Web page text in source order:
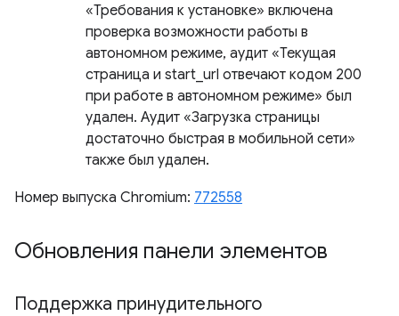
«Требования к установке» включена
проверка возможности работы в
автономном режиме, аудит «Текущая
страница и start_url отвечают кодом 200
при работе в автономном режиме» был
удален. Аудит «Загрузка страницы
достаточно быстрая в мобильной сети»
также был удален.
Номер выпуска Chromium: 772558
Обновления панели элементов
Поддержка принудительного